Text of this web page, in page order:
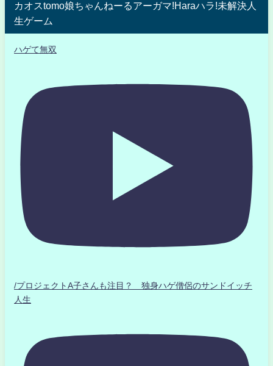
カオスtomo娘ちゃんねーるアーガマ!Haraハラ!未解決人
生ゲーム
ハゲて無双
/プロジェクトA子さんも注目？ 独身ハゲ僧侶のサンドイッチ
人生